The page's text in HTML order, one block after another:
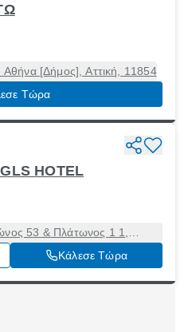
[Δήμος], Αττική, 11854
Τώρα
HOTEL
53 & Πλάτωνος 1 1,
Αττική, 18344
Κάλεσε Τώρα